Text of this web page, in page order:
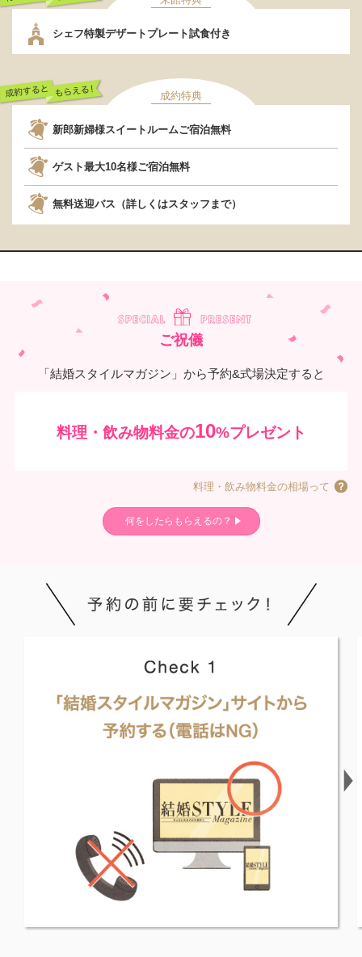
シェフ特製デザートプレート試食付き
成約特典
新郎新婦様スイートルームご宿泊無料
ゲスト最大10名様ご宿泊無料
無料送迎バス（詳しくはスタッフまで）
ご祝儀
「結婚スタイルマガジン」から予約&式場決定すると
料理・飲み物料金の10%プレゼント
料理・飲み物料金の相場って
何をしたらもらえるの？